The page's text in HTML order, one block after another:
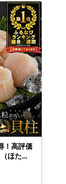
！高評価
ほたて